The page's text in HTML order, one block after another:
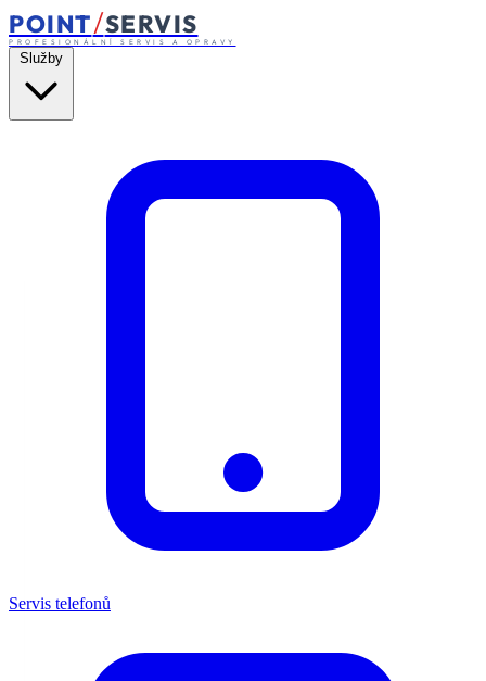
POINT/SERVIS
PROFESIONÁLNÍ SERVIS A OPRAVY
Služby
Servis telefonů